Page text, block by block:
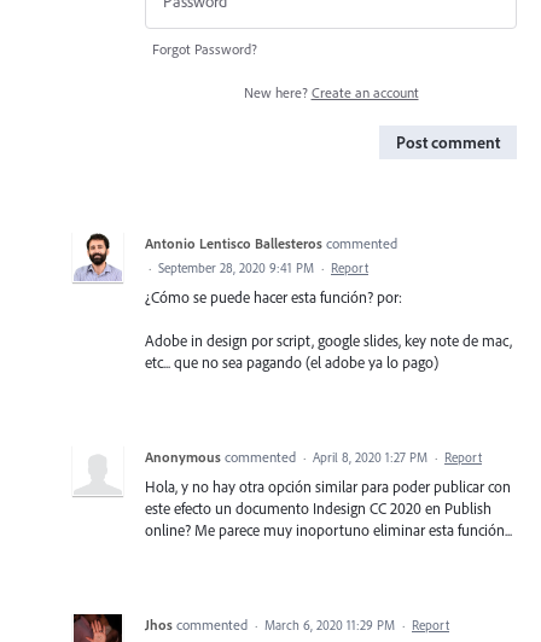
Forgot Password?
New here? Create an account
Post comment
Antonio Lentisco Ballesteros commented
· September 28, 2020 9:41 PM · Report
¿Cómo se puede hacer esta función? por:
Adobe in design por script, google slides, key note de mac,
etc... que no sea pagando (el adobe ya lo pago)
Anonymous commented · April 8, 2020 1:27 PM · Report
Hola, y no hay otra opción similar para poder publicar con
este efecto un documento Indesign CC 2020 en Publish
online? Me parece muy inoportuno eliminar esta función...
Jhos commented · March 6, 2020 11:29 PM · Report